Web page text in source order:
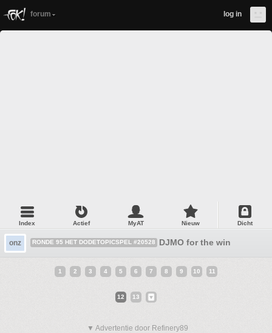
forum log in
Index Actief MyAT Nieuw Dicht
onz RONDE 95 HET DODETOPICSPEL #20528 DJMO for the win
1 2 3 4 5 6 7 8 9 10 11
12 13
▼ Advertentie door Refinery89